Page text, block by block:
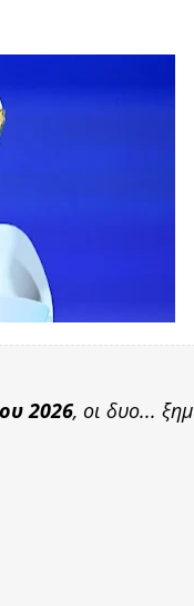
2026, οι δυο...